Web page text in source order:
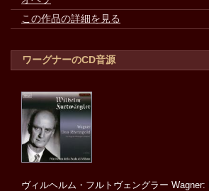
この作品の詳細を見る
ワーグナーのCD音源
ヴィルヘルム・フルトヴェングラー Wagner: